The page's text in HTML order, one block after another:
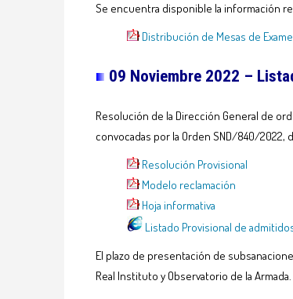
Se encuentra disponible la información
Distribución de Mesas de
09 Noviembre 2022 –
Resolución de la Dirección General de
convocadas por la Orden SND/840/2022,
Resolución Provisional
Modelo reclamación
Hoja informativa
Listado Provisional de
El plazo de presentación de
Real Instituto y Observatorio de la Armada.